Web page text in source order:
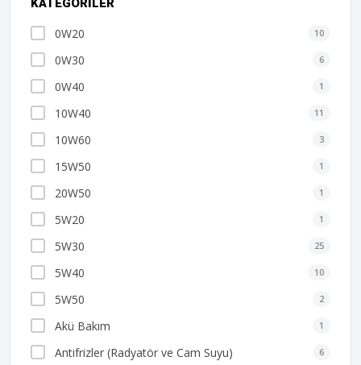
KATEGORILER
0W20 10
0W30 6
0W40 1
10W40 11
10W60 3
15W50 1
20W50 1
5W20 1
5W30 25
5W40 10
5W50 2
Akü Bakım 1
Antifrizler (Radyatör ve Cam Suyu) 6